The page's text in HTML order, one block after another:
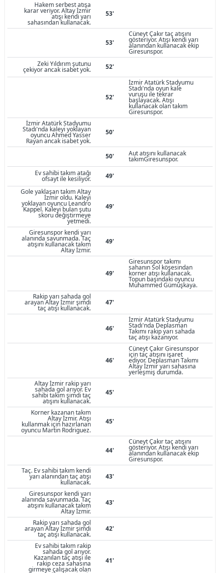
Hakem serbest atışa
karar veriyor. Altay İzmir
atışı kendi yarı
sahasından kullanacak.
53'
53'
Cüneyt Çakır taç atışını
gösteriyor. Atışı kendi yarı
alanından kullanacak ekip
Giresunspor.
Zeki Yıldırım şutunu
çekiyor ancak isabet yok. 52'
52'
İzmir Atatürk Stadyumu
Stadı'nda oyun kale
vuruşu ile tekrar
başlayacak. Atışı
kullanacak olan takım
Giresunspor.
İzmir Atatürk Stadyumu
Stadı'nda kaleyi yoklayan
oyuncu Ahmed Yasser
Rayan ancak isabet yok.
50'
50' Aut atışını kullanacak
takımGiresunspor.
Ev sahibi takım atağı
ofsayt ile kesiliyor.
49'
Gole yaklaşan takım Altay
İzmir oldu. Kaleyi
yoklayan oyuncu Leandro
Kappel. Kaleyi bulan şutu
skoru değiştirmeye
yetmedi.
49'
Giresunspor kendi yarı
alanında savunmada. Taç
atışını kullanacak takım
Altay İzmir.
49'
49'
Giresunspor takımı
sahanın Sol köşesindan
korner atışı kullanacak.
Topun başındaki oyuncu
Muhammed Gümüşkaya.
Rakip yarı sahada gol
arayan Altay İzmir şimdi
taç atışı kullanacak.
47'
46'
İzmir Atatürk Stadyumu
Stadı'nda Deplasman
Takımı rakip yarı sahada
taç atışı kazanıyor.
46'
Cüneyt Çakır Giresunspor
için taç atışını işaret
ediyor. Deplasman Takımı
Altay İzmir yarı sahasına
yerleşmiş durumda.
Altay İzmir rakip yarı
sahada gol arıyor. Ev
sahibi takım şimdi taç
atışını kullanacak.
45'
Korner kazanan takım
Altay İzmir. Atışı
kullanmak için hazırlanan
oyuncu Martin Rodriguez.
45'
44'
Cüneyt Çakır taç atışını
gösteriyor. Atışı kendi yarı
alanından kullanacak ekip
Giresunspor.
Taç. Ev sahibi takım kendi
yarı alanından taç atışı
kullanacak.
43'
Giresunspor kendi yarı
alanında savunmada. Taç
atışını kullanacak takım
Altay İzmir.
43'
Rakip yarı sahada gol
arayan Altay İzmir şimdi
taç atışı kullanacak.
42'
Ev sahibi takım rakip
sahada gol arıyor.
Kazanılan taç atışı ile
rakip ceza sahasına
girmeye çalışacak olan
41'